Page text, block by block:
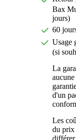
Bax
jours)
60
Usage
(si
La
d'un
Les
du prix